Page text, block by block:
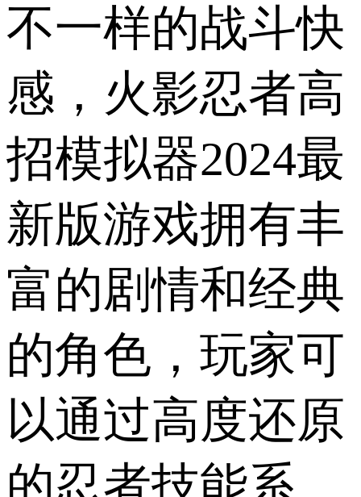
不一样的战斗快
感，火影忍者高
招模拟器2024最
新版游戏拥有丰
富的剧情和经典
的角色，玩家可
以通过高度还原
的忍者技能系